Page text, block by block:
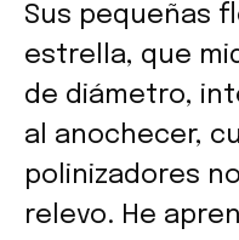
Sus pequeñas
estrella, que
de diámetro,
al anochecer,
polinizadores
relevo. He